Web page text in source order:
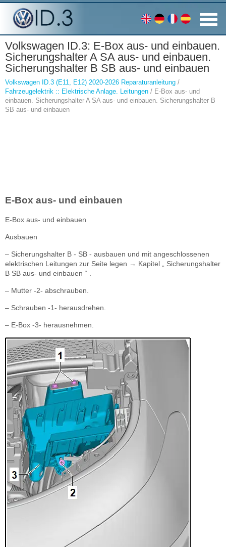
Volkswagen ID.3: E-Box aus- und einbauen.
Sicherungshalter A SA aus- und einbauen.
Sicherungshalter B SB aus- und einbauen
Volkswagen ID.3 (E11, E12) 2020-2026 Reparaturanleitung /
Fahrzeugelektrik :: Elektrische Anlage. Leitungen / E-Box aus- und
einbauen. Sicherungshalter A SA aus- und einbauen. Sicherungshalter B
SB aus- und einbauen
E-Box aus- und einbauen
E-Box aus- und einbauen
Ausbauen
– Sicherungshalter B - SB - ausbauen und mit angeschlossenen
elektrischen Leitungen zur Seite legen → Kapitel „ Sicherungshalter
B SB aus- und einbauen “ .
– Mutter -2- abschrauben.
– Schrauben -1- herausdrehen.
– E-Box -3- herausnehmen.